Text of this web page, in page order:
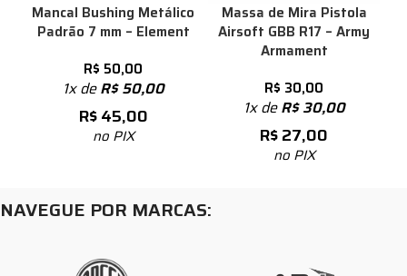
Mancal Bushing Metálico
Padrão 7 mm – Element
R$ 50,00
1x deR$50,00
R$45,00
no PIX
Massa de Mira Pistola
Airsoft GBB R17 – Army
Armament
R$ 30,00
1x deR$30,00
R$27,00
no PIX
NAVEGUE POR MARCAS: